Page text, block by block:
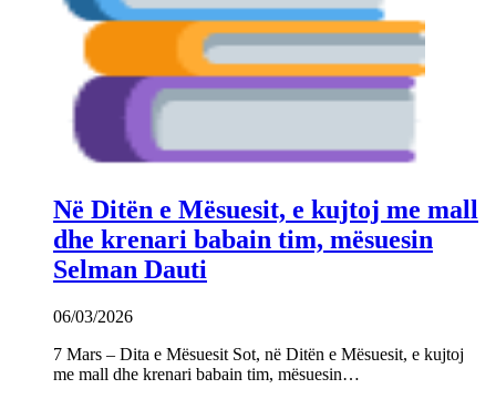
Në Ditën e Mësuesit, e kujtoj me mall
dhe krenari babain tim, mësuesin
Selman Dauti
06/03/2026
7 Mars – Dita e Mësuesit Sot, në Ditën e Mësuesit, e kujtoj
me mall dhe krenari babain tim, mësuesin…